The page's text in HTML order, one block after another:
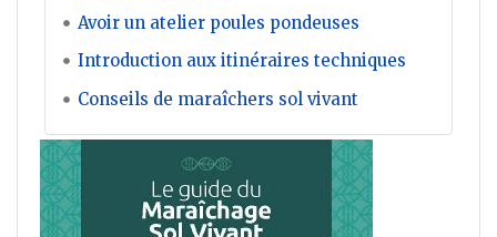
Avoir un atelier poules pondeuses
Introduction aux itinéraires techniques
Conseils de maraîchers sol vivant